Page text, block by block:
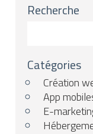
Recherche
Catégories
Création
App
E-